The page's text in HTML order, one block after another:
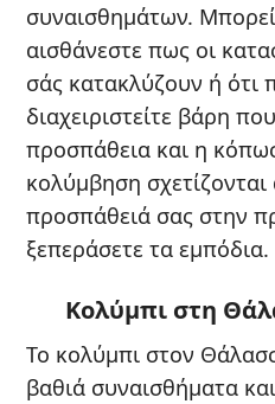
συναισθημάτων.
αισθάνεστε πως οι
σάς κατακλύζουν ή ότι
διαχειριστείτε βάρη
προσπάθεια και η
κολύμβηση
προσπάθειά σας στην
ξεπεράσετε τα εμπόδια.
Κολύμπι στη
Το κολύμπι στον
βαθιά συναισθήματα